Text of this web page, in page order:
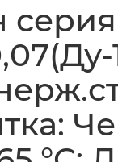
серия